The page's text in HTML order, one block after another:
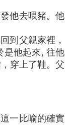
他去喂豬。他
到父親家裡，
是他起來, 往他
穿上了鞋。父
一比喻的確實